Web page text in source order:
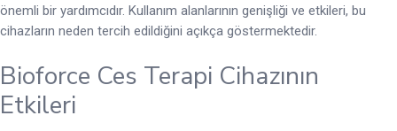
önemli bir yardımcıdır. Kullanım alanlarının genişliği ve etkileri, bu
cihazların neden tercih edildiğini açıkça göstermektedir.
Bioforce Ces Terapi Cihazının
Etkileri